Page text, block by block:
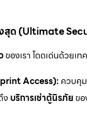
สุด (Ultimate
ของเรา โดดเด่นด้วยเ
Access): ควบคุ
ง บริการเช่าตู้นิรภัย ข